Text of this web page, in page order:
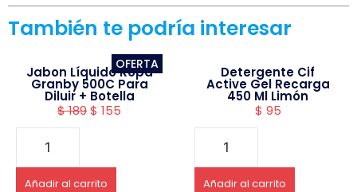
También te podría interesar
OFERTA
Jabon Líquido Ropa
Granby 500C Para
Diluir + Botella
$189$ 155
Añadir al carrito
Detergente Cif
Active Gel Recarga
450 Ml Limón
$ 95
Añadir al carrito